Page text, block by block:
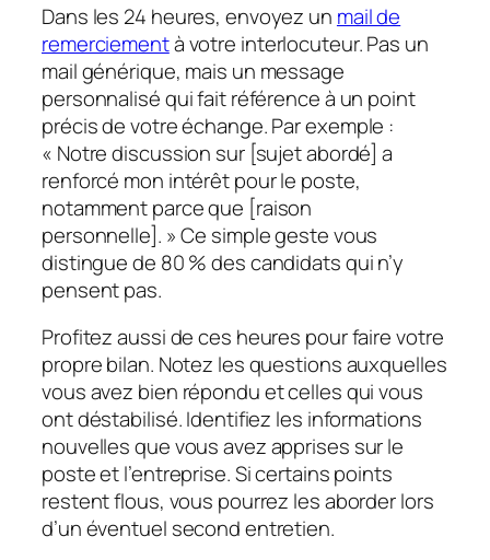
Dans les 24 heures, envoyez un mail de
remerciementà votre interlocuteur. Pas un
mail générique, mais un message
personnalisé qui fait référence à un point
précis de votre échange. Par exemple :
« Notre discussion sur [sujet abordé] a
renforcé mon intérêt pour le poste,
notamment parce que [raison
personnelle]. » Ce simple geste vous
distingue de 80 % des candidats qui n’y
pensent pas.
Profitez aussi de ces heures pour faire votre
propre bilan. Notez les questions auxquelles
vous avez bien répondu et celles qui vous
ont déstabilisé. Identifiez les informations
nouvelles que vous avez apprises sur le
poste et l’entreprise. Si certains points
restent flous, vous pourrez les aborder lors
d’un éventuel second entretien.